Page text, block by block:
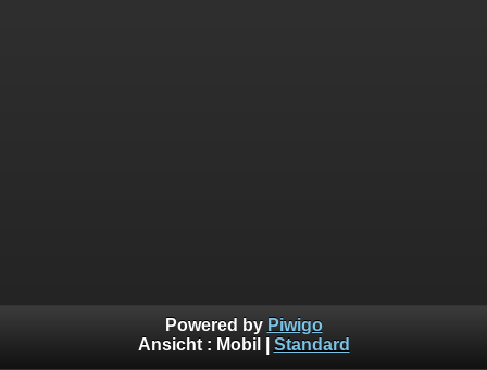
Powered by Piwigo
Ansicht : Mobil Standard